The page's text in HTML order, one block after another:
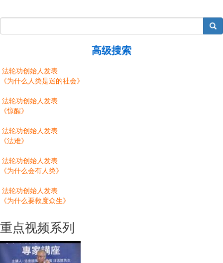
搜索
高级搜索
法轮功创始人发表
《为什么人类是迷的社会》
法轮功创始人发表
《惊醒》
法轮功创始人发表
《法难》
法轮功创始人发表
《为什么会有人类》
法轮功创始人发表
《为什么要救度众生》
重点视频系列